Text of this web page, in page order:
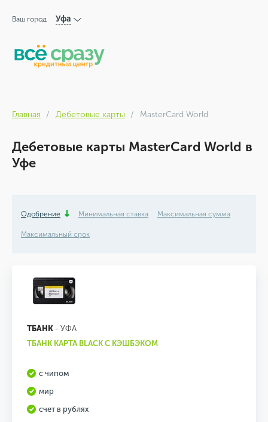
Ваш город Уфа
Главная Дебетовые карты MasterCard World
Дебетовые карты MasterCard World в
Уфе
Одобрение Минимальная ставка Максимальная сумма
Максимальный срок
ТБАНК - УФА
ТБАНК КАРТА BLACK С КЭШБЭКОМ
с чипом
мир
счет в рублях